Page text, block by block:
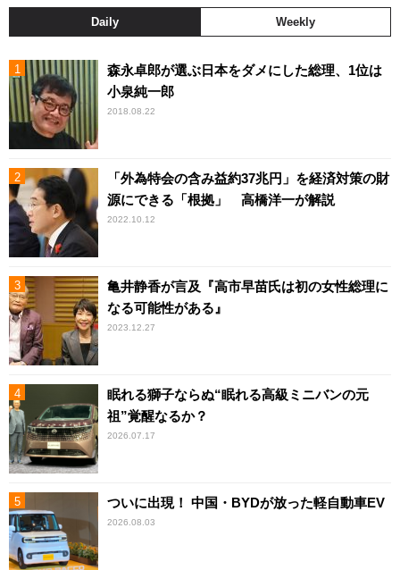
Daily Weekly
森永卓郎が選ぶ日本をダメにした総理、1位は
小泉純一郎
2018.08.22
「外為特会の含み益約37兆円」を経済対策の財
源にできる「根拠」 高橋洋一が解説
2022.10.12
亀井静香が言及『高市早苗氏は初の女性総理に
なる可能性がある』
2023.12.27
眠れる獅子ならぬ“眠れる高級ミニバンの元
祖”覚醒なるか？
2026.07.17
ついに出現！ 中国・BYDが放った軽自動車EV
2026.08.03